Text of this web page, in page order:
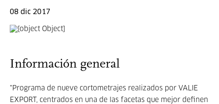
08 dic 2017
Información general
"Programa de nueve cortometrajes realizados por VALIE
EXPORT, centrados en una de las facetas que mejor definen